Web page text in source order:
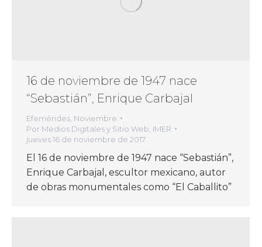
16 de noviembre de 1947 nace
“Sebastián”, Enrique Carbajal
Efemérides Noviembre
Por Medios Digitales y Sitio Web, IMER
jueves 16 de noviembre de 2017
El 16 de noviembre de 1947 nace “Sebastián”,
Enrique Carbajal, escultor mexicano, autor
de obras monumentales como “El Caballito”